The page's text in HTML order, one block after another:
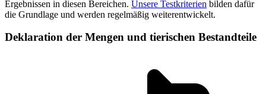
Ergebnissen in diesen Bereichen. Unsere Testkriterien bilden dafür
die Grundlage und werden regelmäßig weiterentwickelt.
Deklaration der Mengen und tierischen Bestandteile